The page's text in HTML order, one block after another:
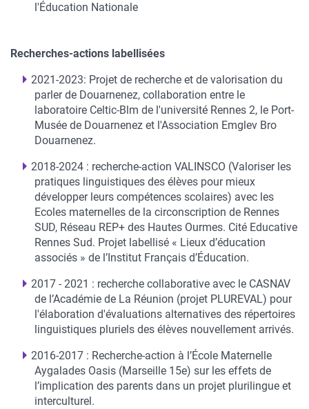
l'Éducation Nationale
Recherches-actions labellisées
2021-2023: Projet de recherche et de valorisation du
parler de Douarnenez, collaboration entre le
laboratoire Celtic-Blm de l'université Rennes 2, le Port-
Musée de Douarnenez et l'Association Emglev Bro
Douarnenez.
2018-2024 : recherche-action VALINSCO (Valoriser les
pratiques linguistiques des élèves pour mieux
développer leurs compétences scolaires) avec les
Ecoles maternelles de la circonscription de Rennes
SUD, Réseau REP+ des Hautes Ourmes. Cité Educative
Rennes Sud. Projet labellisé « Lieux d’éducation
associés » de l’Institut Français d’Éducation.
2017 - 2021 : recherche collaborative avec le CASNAV
de l’Académie de La Réunion (projet PLUREVAL) pour
l'élaboration d'évaluations alternatives des répertoires
linguistiques pluriels des élèves nouvellement arrivés.
2016-2017 : Recherche-action à l’École Maternelle
Aygalades Oasis (Marseille 15e) sur les effets de
l’implication des parents dans un projet plurilingue et
interculturel.